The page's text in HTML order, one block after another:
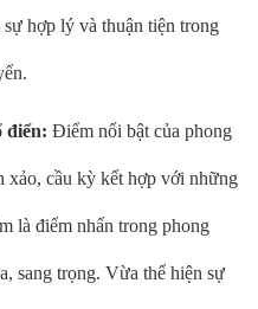
hợp lý và thuận tiện trong
điển: Điểm nổi bật của phong
xảo, cầu kỳ kết hợp với những
là điểm nhấn trong phong
sang trọng. Vừa thể hiện sự